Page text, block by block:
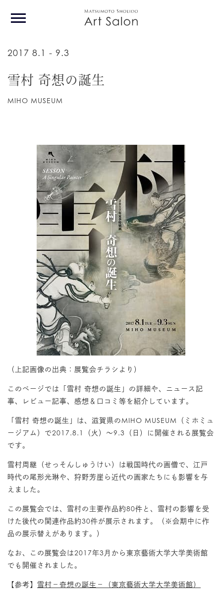
Home
Event
Book
About
Privacy Policy
Contact
2017 8.1 - 9.3
雪村 奇想の誕生
MIHO MUSEUM
（上記画像の出典：展覧会チラシより）
このページでは「雪村 奇想の誕生」の詳細や、ニュース記
事、レビュー記事、感想＆口コミ等を紹介しています。
「雪村 奇想の誕生」は、滋賀県のMIHO MUSEUM（ミホミュ
ージアム）で2017.8.1（火）～9.3（日）に開催される展覧会
です。
雪村周継（せっそんしゅうけい）は戦国時代の画僧で、江戸
時代の尾形光琳や、狩野芳崖ら近代の画家たちにも影響を与
えました。
この展覧会では、雪村の主要作品約80件と、雪村の影響を受
けた後代の関連作品約30件が展示されます。（※会期中に作
品の展示替えがあります。）
なお、この展覧会は2017年3月から東京藝術大学大学美術館
でも開催されました。
【参考】 雪村－奇想の誕生－（東京藝術大学大学美術館）